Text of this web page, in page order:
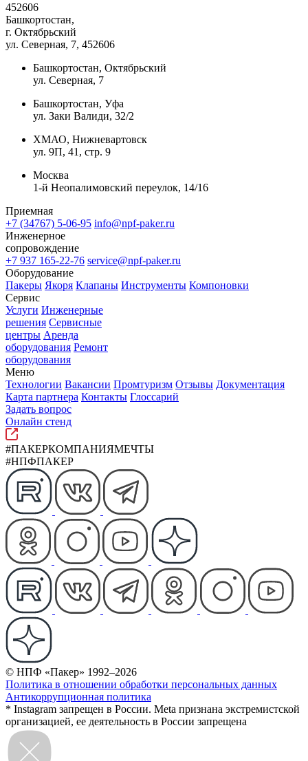
452606
Башкортостан,
г. Октябрьский
ул. Северная, 7, 452606
Башкортостан, Октябрьский
ул. Северная, 7
Башкортостан, Уфа
ул. Заки Валиди, 32/2
ХМАО, Нижневартовск
ул. 9П, 41, стр. 9
Москва
1-й Неопалимовский переулок, 14/16
Приемная
+7 (34767) 5-06-95 info@npf-paker.ru
Инженерное
сопровождение
+7 937 165-22-76 service@npf-paker.ru
Оборудование
Пакеры Якоря Клапаны Инструменты Компоновки
Сервис
Услуги Инженерные
решения Сервисные
центры Аренда
оборудования Ремонт
оборудования
Меню
Технологии Вакансии Промтуризм Отзывы Документация
Карта партнера Контакты Глоссарий
Задать вопрос
Онлайн стенд
#ПАКЕРКОМПАНИЯМЕЧТЫ
#НПФПАКЕР
© НПФ «Пакер» 1992–2026
Политика в отношении обработки персональных данных
Антикоррупционная политика
* Instagram запрещен в России. Meta признана экстремистской
организацией, ее деятельность в России запрещена